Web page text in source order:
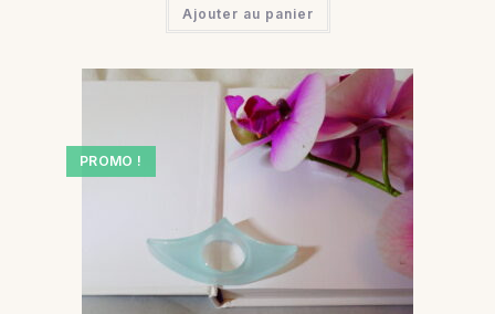
Ajouter au panier
PROMO !